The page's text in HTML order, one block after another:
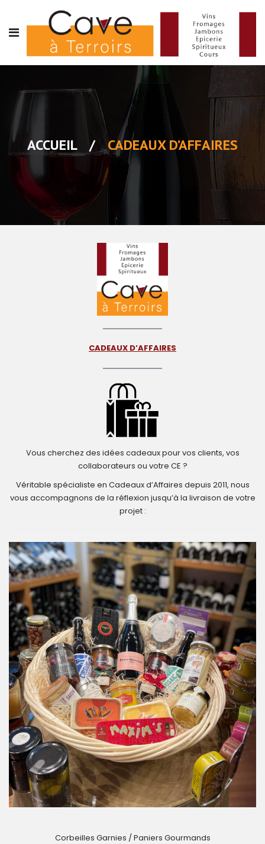
ACCUEIL / CADEAUX D’AFFAIRES
CADEAUX D’AFFAIRES
Vous cherchez des idées cadeaux pour vos clients, vos
collaborateurs ou votre CE ?
Véritable spécialiste en Cadeaux d’Affaires depuis 2011, nous
vous accompagnons de la réflexion jusqu’à la livraison de votre
projet :
Corbeilles Garnies / Paniers Gourmands